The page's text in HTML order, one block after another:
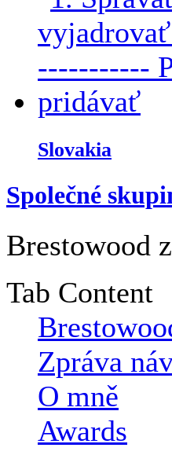
Slovakia
Společné
Brestowood
Tab Content
Zpráva
O mně
Awards